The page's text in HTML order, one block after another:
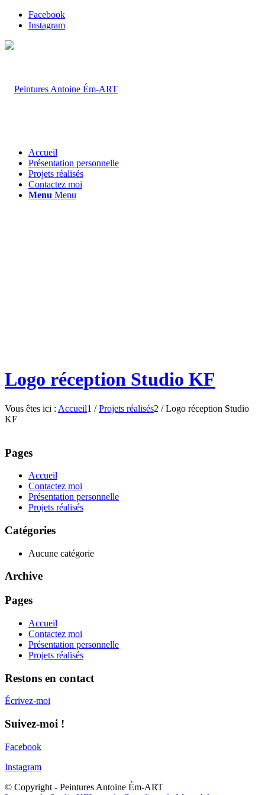
Facebook
Instagram
Accueil
Présentation personnelle
Projets réalisés
Contactez moi
Menu Menu
Logo réception Studio KF
Vous êtes ici : Accueil1 / Projets réalisés2 / Logo réception Studio
KF
Pages
Accueil
Contactez moi
Présentation personnelle
Projets réalisés
Catégories
Aucune catégorie
Archive
Pages
Accueil
Contactez moi
Présentation personnelle
Projets réalisés
Restons en contact
Écrivez-moi
Suivez-moi !
Facebook
Instagram
© Copyright - Peintures Antoine Ém-ART